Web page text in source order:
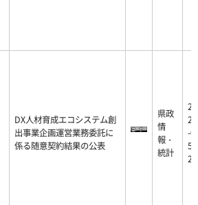
DX人材育成エコシステム創
出事業企画運営業務委託に
係る随意契約結果の公表
県政
情
報・
統計
20
25
-0
5-
22